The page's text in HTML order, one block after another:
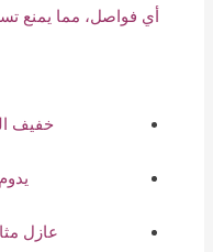
أي فواصل، مما يمنع تسرب
خفيف
يدوم
عازل